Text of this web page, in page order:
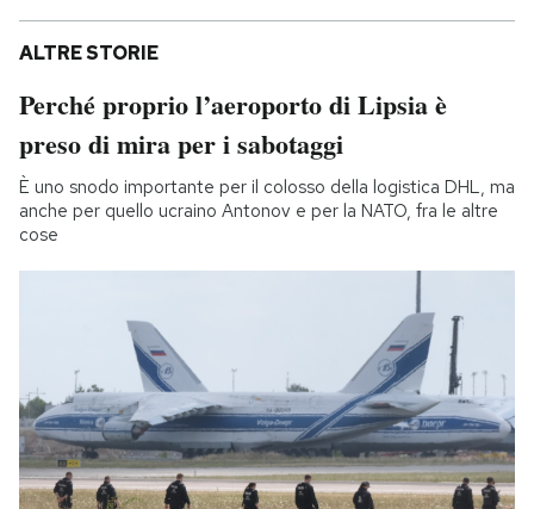
ALTRE STORIE
Perché proprio l’aeroporto di Lipsia è
preso di mira per i sabotaggi
È uno snodo importante per il colosso della logistica DHL, ma
anche per quello ucraino Antonov e per la NATO, fra le altre
cose